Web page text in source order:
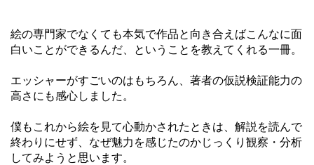
絵の専門家でなくても本気で作品と向き合えばこんなに面
白いことができるんだ、ということを教えてくれる一冊。
エッシャーがすごいのはもちろん、著者の仮説検証能力の
高さにも感心しました。
僕もこれから絵を見て心動かされたときは、解説を読んで
終わりにせず、なぜ魅力を感じたのかじっくり観察・分析
してみようと思います。